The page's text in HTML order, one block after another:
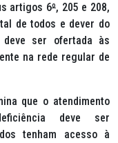
artigos 6º, 205 e 208,
de todos e dever do
ser ofertada às
na rede regular de
que o atendimento
deve ser
tenham acesso à